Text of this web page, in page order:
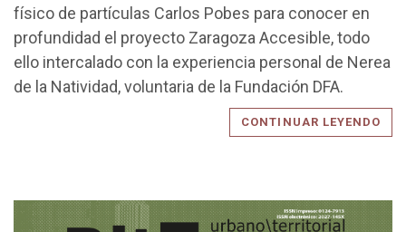
físico de partículas Carlos Pobes para conocer en
profundidad el proyecto Zaragoza Accesible, todo
ello intercalado con la experiencia personal de Nerea
de la Natividad, voluntaria de la Fundación DFA.
CONTINUAR LEYENDO